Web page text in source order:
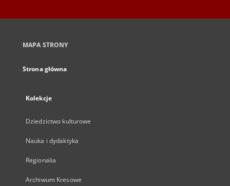
MAPA STRONY
Strona główna
Kolekcje
Dziedzictwo kulturowe
Nauka i dydaktyka
Regionalia
Archiwum Kresowe